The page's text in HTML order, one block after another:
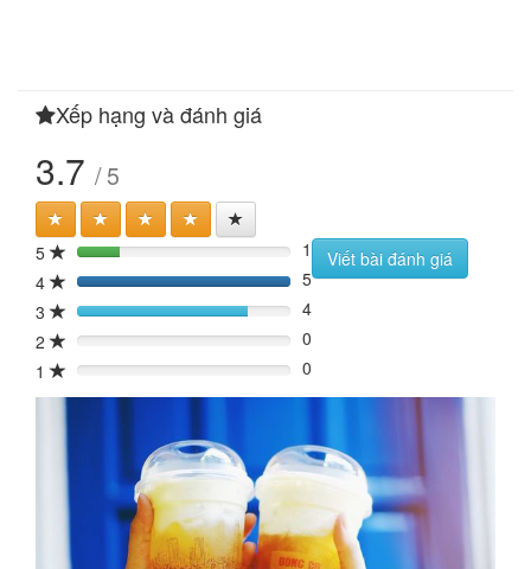
Xếp hạng và đánh giá
3.7 / 5
5 20%
1
4
100%
5
3
80%
4
2
0%
0
1
0% 0
Viết bài đánh giá